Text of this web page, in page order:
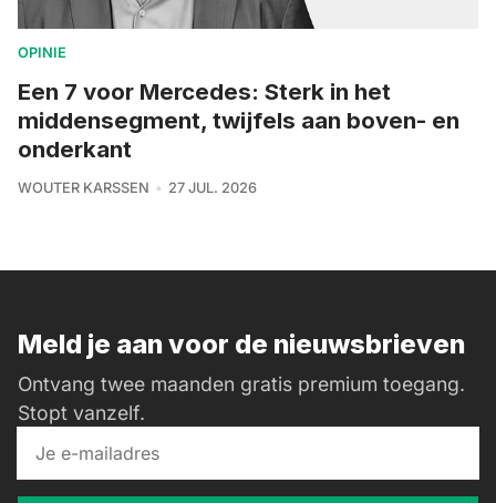
OPINIE
Een 7 voor Mercedes: Sterk in het
middensegment, twijfels aan boven- en
onderkant
WOUTER KARSSEN 27 JUL. 2026
Meld je aan voor de nieuwsbrieven
Ontvang twee maanden gratis premium toegang.
Stopt vanzelf.